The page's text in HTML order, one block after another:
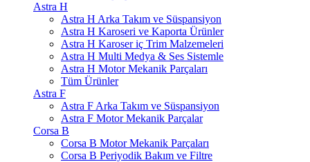
Astra H
Astra H Arka Takım ve Süspansiyon
Astra H Karoseri ve Kaporta Ürünler
Astra H Karoser iç Trim Malzemeleri
Astra H Multi Medya & Ses Sistemle
Astra H Motor Mekanik Parçaları
Tüm Ürünler
Astra F
Astra F Arka Takım ve Süspansiyon
Astra F Motor Mekanik Parçalar
Corsa B
Corsa B Motor Mekanik Parçaları
Corsa B Periyodik Bakım ve Filtre